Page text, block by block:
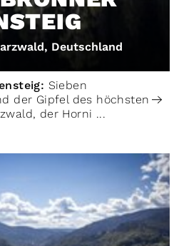
Deutschland
Sieben
der Gipfel des höchsten
der Horni ...